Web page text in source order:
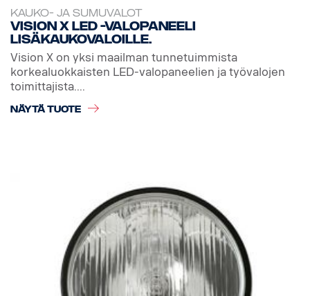
KAUKO- JA SUMUVALOT
Vision X LED -valopaneeli
lisäkaukovaloille.
Vision X on yksi maailman tunnetuimmista
korkealuokkaisten LED-valopaneelien ja työvalojen
toimittajista....
NÄYTÄ TUOTE